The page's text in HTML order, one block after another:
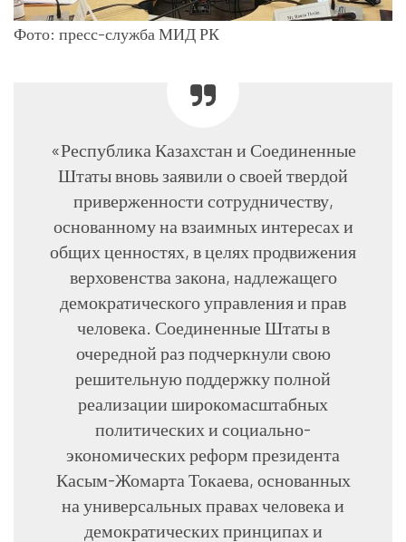
Фото: пресс-служба МИД РК
«Республика Казахстан и Соединенные
Штаты вновь заявили о своей твердой
приверженности сотрудничеству,
основанному на взаимных интересах и
общих ценностях, в целях продвижения
верховенства закона, надлежащего
демократического управления и прав
человека. Соединенные Штаты в
очередной раз подчеркнули свою
решительную поддержку полной
реализации широкомасштабных
политических и социально-
экономических реформ президента
Касым-Жомарта Токаева, основанных
на универсальных правах человека и
демократических принципах и